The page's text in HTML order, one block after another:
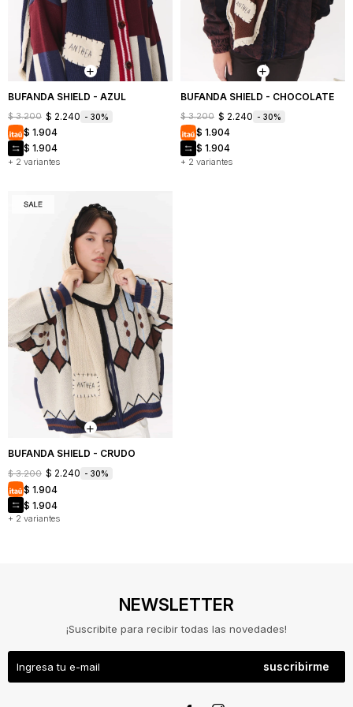
BUFANDA SHIELD - AZUL
+ 2 variantes
$ 3.200 $ 2.240 30
$ 1.904
$ 1.904
BUFANDA SHIELD - CHOCOLATE
+ 2 variantes
$ 3.200 $ 2.240 30
$ 1.904
$ 1.904
BUFANDA SHIELD - CRUDO
+ 2 variantes
$ 3.200 $ 2.240 30
$ 1.904
$ 1.904
NEWSLETTER
¡Suscribite para recibir todas las novedades!
suscribirme
Buzos
y
sacos
Shorts
y
faldas
Mochilas
Carteras
Bufandas
NOSOTROS